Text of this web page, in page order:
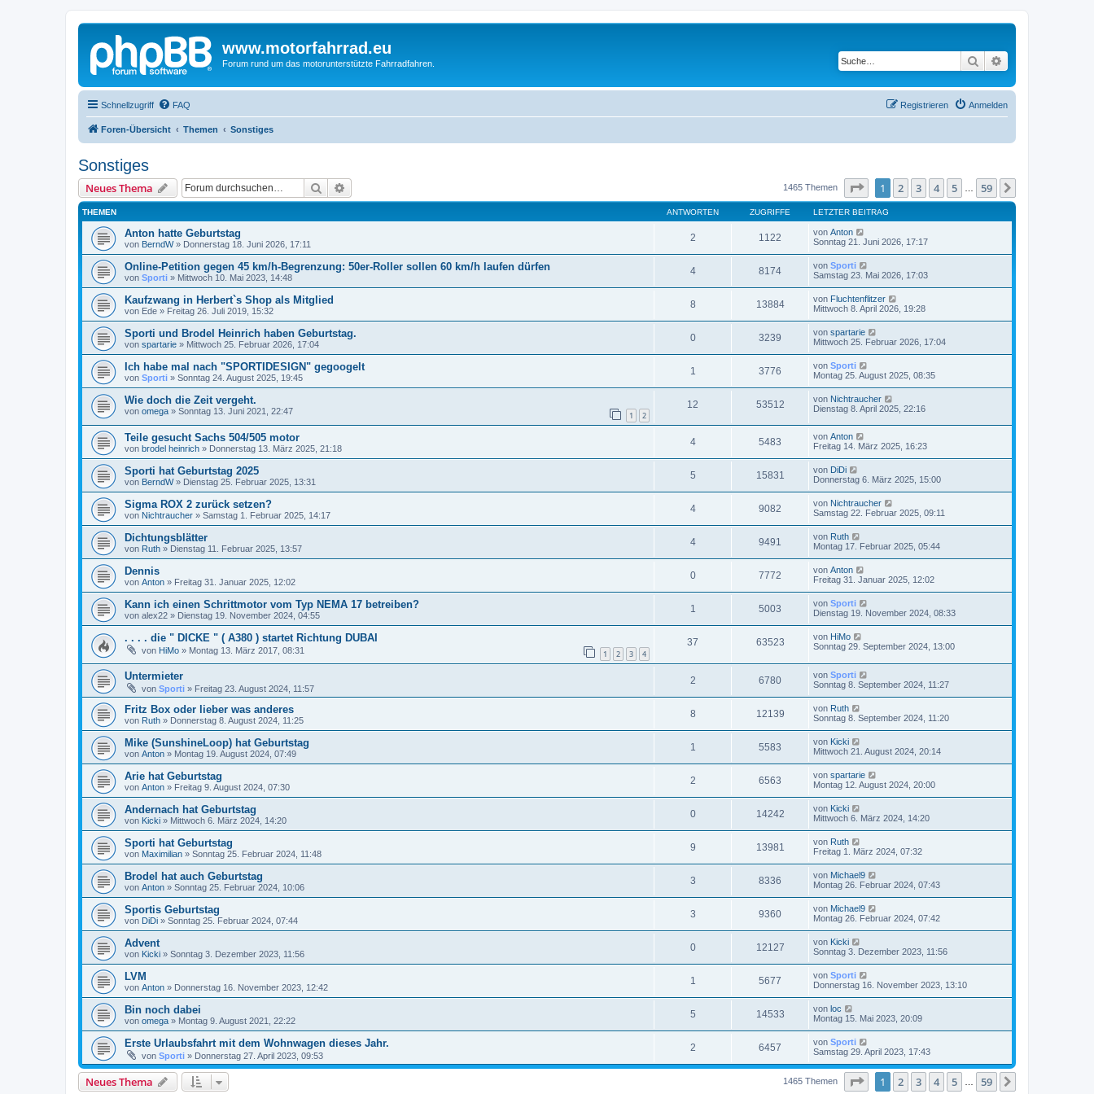
www.motorfahrrad.eu
Forum rund um das motorunterstützte Fahrradfahren. Suche
Schnellzugriff FAQ Anmelden
Registrieren
Foren-Übersicht Themen Sonstiges
Sonstiges
Neues Thema Suche 1465 Themen Seite von59
1 2 3 4 5 59
THEMEN ANTWORTEN ZUGRIFFE LETZTER BEITRAG
Anton hatte Geburtstag
von BerndW» Donnerstag 18. Juni 2026, 17:11
2 1122 von Anton
Sonntag 21. Juni 2026, 17:17
Online-Petition gegen 45 km/h-Begrenzung: 50er-Roller sollen 60 km/h laufen dürfen
von Sporti » Mittwoch 10. Mai 2023, 14:48
4 8174 von Sporti
Samstag 23. Mai 2026, 17:03
Kaufzwang in Herbert`s Shop als Mitglied
von Ede » Freitag 26. Juli 2019, 15:32
8 13884 von Fluchtenflitzer
Mittwoch 8. April 2026, 19:28
Sporti und Brodel Heinrich haben Geburtstag.
von spartarie » Mittwoch 25. Februar 2026, 17:04
0 3239 von spartarie
Mittwoch 25. Februar 2026, 17:04
Ich habe mal nach "SPORTIDESIGN" gegoogelt
von Sporti » Sonntag 24. August 2025, 19:45
1 3776 von Sporti
Montag 25. August 2025, 08:35
Wie doch die Zeit vergeht.
von omega » Sonntag 13. Juni 2021, 22:47 1 2
12 53512 von Nichtraucher
Dienstag 8. April 2025, 22:16
Teile gesucht Sachs 504/505 motor
von brodel heinrich » Donnerstag 13. März 2025, 21:18
4 5483 von Anton
Freitag 14. März 2025, 16:23
Sporti hat Geburtstag 2025
von BerndW» Dienstag 25. Februar 2025, 13:31
5 15831 von DiDi
Donnerstag 6. März 2025, 15:00
Sigma ROX 2 zurück setzen?
von Nichtraucher » Samstag 1. Februar 2025, 14:17
4 9082 von Nichtraucher
Samstag 22. Februar 2025, 09:11
Dichtungsblätter
von Ruth » Dienstag 11. Februar 2025, 13:57
4 9491 von Ruth
Montag 17. Februar 2025, 05:44
Dennis
von Anton » Freitag 31. Januar 2025, 12:02
0 7772 von Anton
Freitag 31. Januar 2025, 12:02
Kann ich einen Schrittmotor vom Typ NEMA 17 betreiben?
von alex22 » Dienstag 19. November 2024, 04:55
1 5003 von Sporti
Dienstag 19. November 2024, 08:33
. . . . die " DICKE " ( A380 ) startet Richtung DUBAI
von HiMo » Montag 13. März 2017, 08:31 1 2 3 4
37 63523 von HiMo
Sonntag 29. September 2024, 13:00
Untermieter
von Sporti » Freitag 23. August 2024, 11:57
2 6780 von Sporti
Sonntag 8. September 2024, 11:27
Fritz Box oder lieber was anderes
von Ruth » Donnerstag 8. August 2024, 11:25
8 12139 von Ruth
Sonntag 8. September 2024, 11:20
Mike (SunshineLoop) hat Geburtstag
von Anton » Montag 19. August 2024, 07:49
1 5583 von Kicki
Mittwoch 21. August 2024, 20:14
Arie hat Geburtstag
von Anton » Freitag 9. August 2024, 07:30
2 6563 von spartarie
Montag 12. August 2024, 20:00
Andernach hat Geburtstag
von Kicki » Mittwoch 6. März 2024, 14:20
0 14242 von Kicki
Mittwoch 6. März 2024, 14:20
Sporti hat Geburtstag
von Maximilian » Sonntag 25. Februar 2024, 11:48
9 13981 von Ruth
Freitag 1. März 2024, 07:32
Brodel hat auch Geburtstag
von Anton » Sonntag 25. Februar 2024, 10:06
3 8336 von Michael9
Montag 26. Februar 2024, 07:43
Sportis Geburtstag
von DiDi » Sonntag 25. Februar 2024, 07:44
3 9360 von Michael9
Montag 26. Februar 2024, 07:42
Advent
von Kicki » Sonntag 3. Dezember 2023, 11:56
0 12127 von Kicki
Sonntag 3. Dezember 2023, 11:56
LVM
von Anton » Donnerstag 16. November 2023, 12:42
1 5677 von Sporti
Donnerstag 16. November 2023, 13:10
Bin noch dabei
von omega » Montag 9. August 2021, 22:22
5 14533 von loc
Montag 15. Mai 2023, 20:09
Erste Urlaubsfahrt mit dem Wohnwagen dieses Jahr.
von Sporti » Donnerstag 27. April 2023, 09:53
2 6457 von Sporti
Samstag 29. April 2023, 17:43
Neues Thema 1465 Themen Seite von59
1 2 3 4 5 59